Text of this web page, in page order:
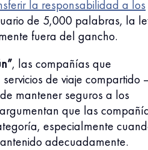
la responsabilidad a los
de 5,000 palabras, la
fuera del gancho.
, las compañías que
de viaje compartido
mantener seguros a los
que las
especialmente
adecuadamente.